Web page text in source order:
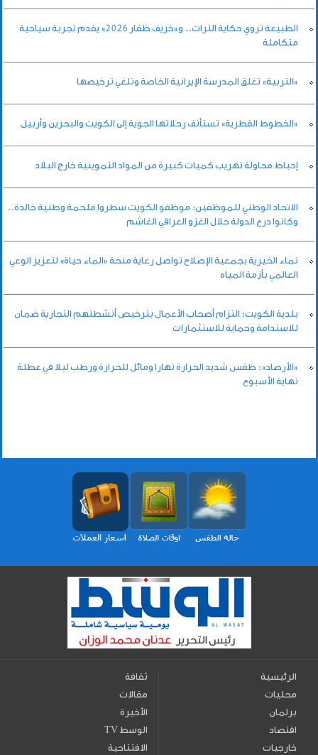
الطبيعة تروي حكاية التراث.. و«خريف ظفار 2026» يقدم تجربة سياحية
متكاملة
«التربية» تغلق المدرسة الإيرانية الخاصة وتلغي ترخيصها
«الخطوط القطرية» تستأنف رحلاتها الجوية إلى الكويت والبحرين وأربيل
إحباط محاولة تهريب كميات كبيرة من المواد التموينية خارج البلاد
الاتحاد الوطني للموظفين: موظفو الكويت سطروا ملحمة وطنية خالدة..
وكانوا درع الدولة خلال الغزو العراقي الغاشم
نماء الخيرية بجمعية الإصلاح تواصل رعاية منحة «الماء حياة» لتعزيز الوعي
العالمي بأزمة المياه
بلدية الكويت: التزام أصحاب الأعمال بترخيص أنشطتهم التجارية ضمان
للاستدامة وحماية للاستثمارات
«الأرصاد»: طقس شديد الحرارة نهارا ومائل للحرارة ورطب ليلا في عطلة
نهاية الأسبوع
الرئيسية
محليات
برلمان
اقتصاد
خارجيات
ثقافة
مقالات
الأخيرة
TV الوسط
الافتتاحية